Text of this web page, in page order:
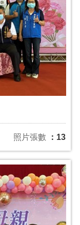
照片張數 ：13